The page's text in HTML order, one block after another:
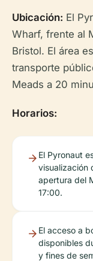
Ubicación: El
Wharf, frente al
Bristol. El área
transporte
Meads a 20
Horarios:
El Pyronaut
visualización
apertura del
17:00.
El acceso a
disponibles
y fines de